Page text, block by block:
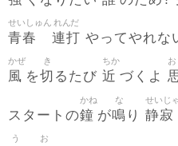
青春
せいしゅん
連打
れんだ
やってやれな
風
かぜ
を切
き
るたび 近
ちか
づくよ
お
スタートの鐘
かね
が鳴
な
り 静寂
せいじ
う お